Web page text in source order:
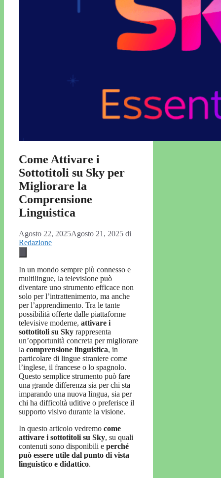
Come Attivare i
Sottotitoli su Sky per
Migliorare la
Comprensione
Linguistica
Agosto 22, 2025Agosto 21, 2025 di
Redazione
In un mondo sempre più connesso e
multilingue, la televisione può
diventare uno strumento efficace non
solo per l’intrattenimento, ma anche
per l’apprendimento. Tra le tante
possibilità offerte dalle piattaforme
televisive moderne, attivare i
sottotitoli su Sky rappresenta
un’opportunità concreta per migliorare
la comprensione linguistica, in
particolare di lingue straniere come
l’inglese, il francese o lo spagnolo.
Questo semplice strumento può fare
una grande differenza sia per chi sta
imparando una nuova lingua, sia per
chi ha difficoltà uditive o preferisce il
supporto visivo durante la visione.
In questo articolo vedremo come
attivare i sottotitoli su Sky, su quali
contenuti sono disponibili e perché
può essere utile dal punto di vista
linguistico e didattico.